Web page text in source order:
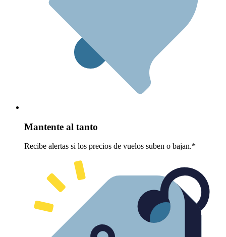
Mantente al tanto
Recibe alertas si los precios de vuelos suben o bajan.*